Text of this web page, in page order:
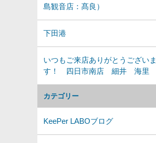
カテゴリー
KeePer LABOブログ
島観音店：髙良）
下田港
いつもご来店ありがとうございま
す！ 四日市南店 細井 海里